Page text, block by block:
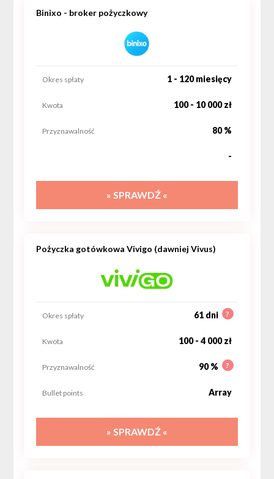
Binixo - broker pożyczkowy
1 - 120 miesięcy
Okres spłaty
100 - 10 000 zł
Kwota
80 %
Przyznawalność
-
» SPRAWDŹ «
Pożyczka gotówkowa Vivigo (dawniej Vivus)
61 dni ?
Okres spłaty
100 - 4 000 zł
Kwota
90 % ?
Przyznawalność
Array
Bullet points
» SPRAWDŹ «